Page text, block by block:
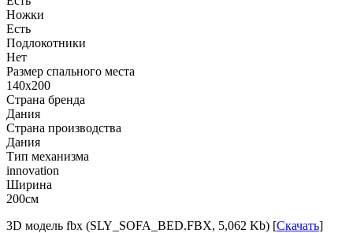
Ножки
Есть
Подлокотники
Нет
Размер спального места
140x200
Страна бренда
Дания
Страна производства
Дания
Тип механизма
innovation
Ширина
200см
3D модель fbx (SLY_SOFA_BED.FBX, 5,062 Kb) [Скачать]